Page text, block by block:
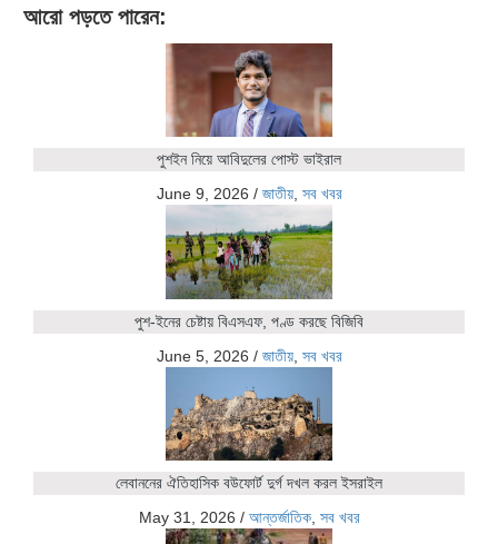
আরো পড়তে পারেন:
পুশইন নিয়ে আবিদুলের পোস্ট ভাইরাল
June 9, 2026 / জাতীয়, সব খবর
পুশ-ইনের চেষ্টায় বিএসএফ, পণ্ড করছে বিজিবি
June 5, 2026 / জাতীয়, সব খবর
লেবাননের ঐতিহাসিক বউফোর্ট দুর্গ দখল করল ইসরাইল
May 31, 2026 / আন্তর্জাতিক, সব খবর